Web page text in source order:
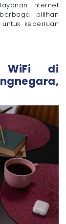
internet
pilihan
keperluan
WiFi di